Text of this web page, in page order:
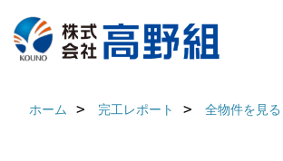
ホーム 完工レポート 全物件を見る